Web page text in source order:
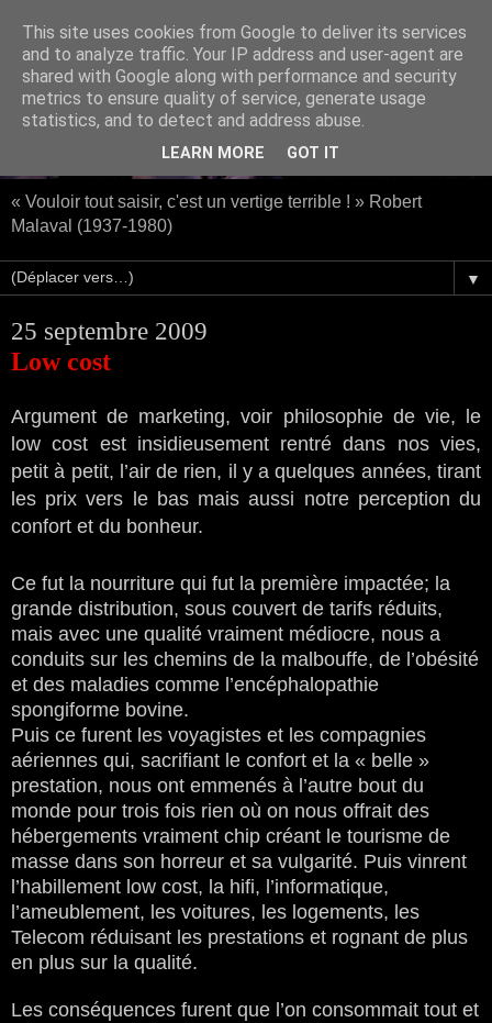
« Vouloir tout saisir, c'est un vertige terrible ! » Robert
Malaval (1937-1980)
▼
25 septembre 2009
Low cost
Argument de marketing, voir philosophie de vie, le
low cost est insidieusement rentré dans nos vies,
petit à petit, l’air de rien, il y a quelques années, tirant
les prix vers le bas mais aussi notre perception du
confort et du bonheur.
Ce fut la nourriture qui fut la première impactée; la
grande distribution, sous couvert de tarifs réduits,
mais avec une qualité vraiment médiocre, nous a
conduits sur les chemins de la malbouffe, de l’obésité
et des maladies comme l’encéphalopathie
spongiforme bovine.
Puis ce furent les voyagistes et les compagnies
aériennes qui, sacrifiant le confort et la « belle »
prestation, nous ont emmenés à l’autre bout du
monde pour trois fois rien où on nous offrait des
hébergements vraiment chip créant le tourisme de
masse dans son horreur et sa vulgarité. Puis vinrent
l’habillement low cost, la hifi, l’informatique,
l’ameublement, les voitures, les logements, les
Telecom réduisant les prestations et rognant de plus
en plus sur la qualité.
Les conséquences furent que l’on consommait tout et
This site uses cookies from Google to deliver its services
and to analyze traffic. Your IP address and user-agent are
shared with Google along with performance and security
metrics to ensure quality of service, generate usage
statistics, and to detect and address abuse.
LEARN MORE GOT IT